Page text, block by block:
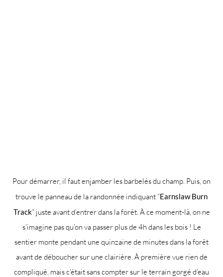
Pour démarrer, il faut enjamber les barbelés du champ. Puis, on
trouve le panneau de la randonnée indiquant “Earnslaw Burn
Track” juste avant d’entrer dans la forêt. À ce moment-là, on ne
s’imagine pas qu’on va passer plus de 4h dans les bois ! Le
sentier monte pendant une quinzaine de minutes dans la forêt
avant de déboucher sur une clairière. À première vue rien de
compliqué, mais c’était sans compter sur le terrain gorgé d’eau